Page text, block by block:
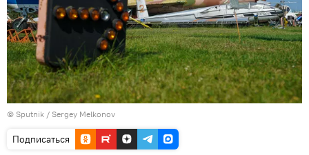
© Sputnik / Sergey Melkonov
Подписаться